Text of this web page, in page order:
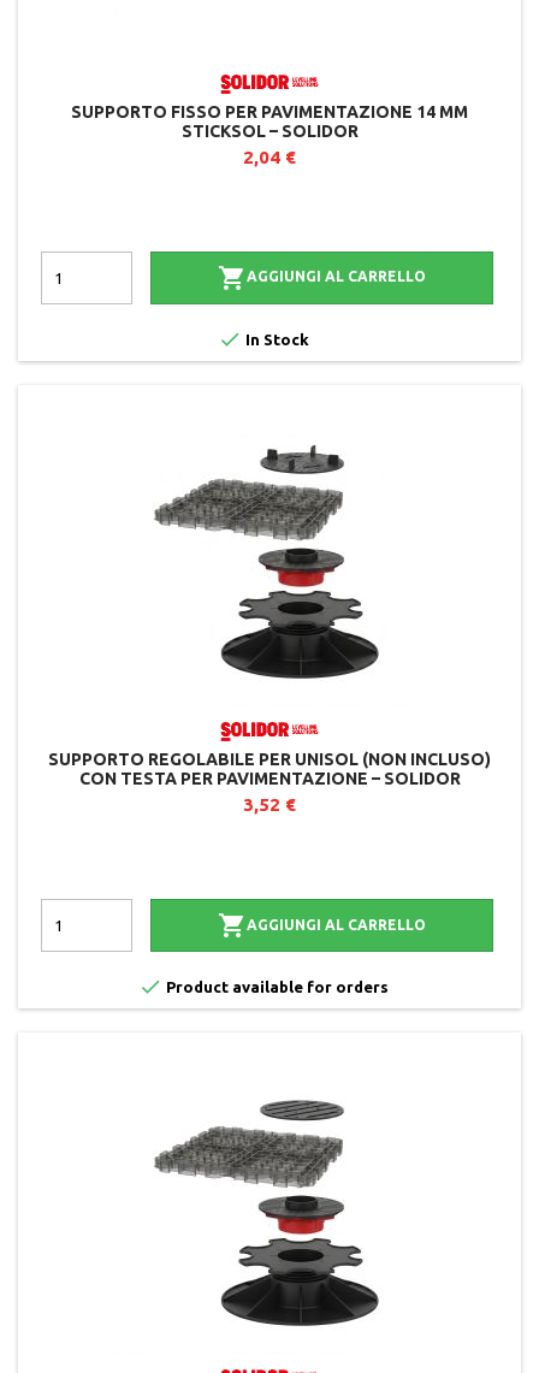
SUPPORTO FISSO PER PAVIMENTAZIONE 14 MM
STICKSOL – SOLIDOR
2,04 €
 AGGIUNGI AL CARRELLO
 In Stock
SUPPORTO REGOLABILE PER UNISOL (NON INCLUSO)
CON TESTA PER PAVIMENTAZIONE – SOLIDOR
3,52 €
 AGGIUNGI AL CARRELLO
 Product available for orders